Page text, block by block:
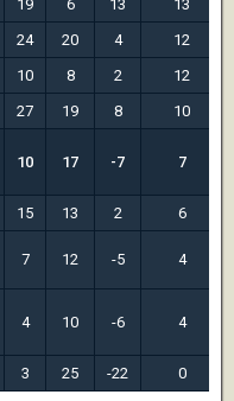
19 6 13
13
24 20 4
12
10 8 2
12
27 19 8 10
10 17 -7 7
15 13 2 6
7 12 -5 4
4 10 -6 4
3 25 -22 0